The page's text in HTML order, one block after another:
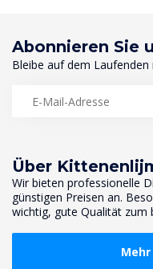
Über
Wir bieten professionelle
günstigen Preisen an.
wichtig, gute Qualität zum
Abonnieren Sie
Bleibe auf dem